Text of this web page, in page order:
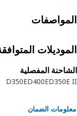
المتوافقة
المفصلية
D400E
D350E
الضمان